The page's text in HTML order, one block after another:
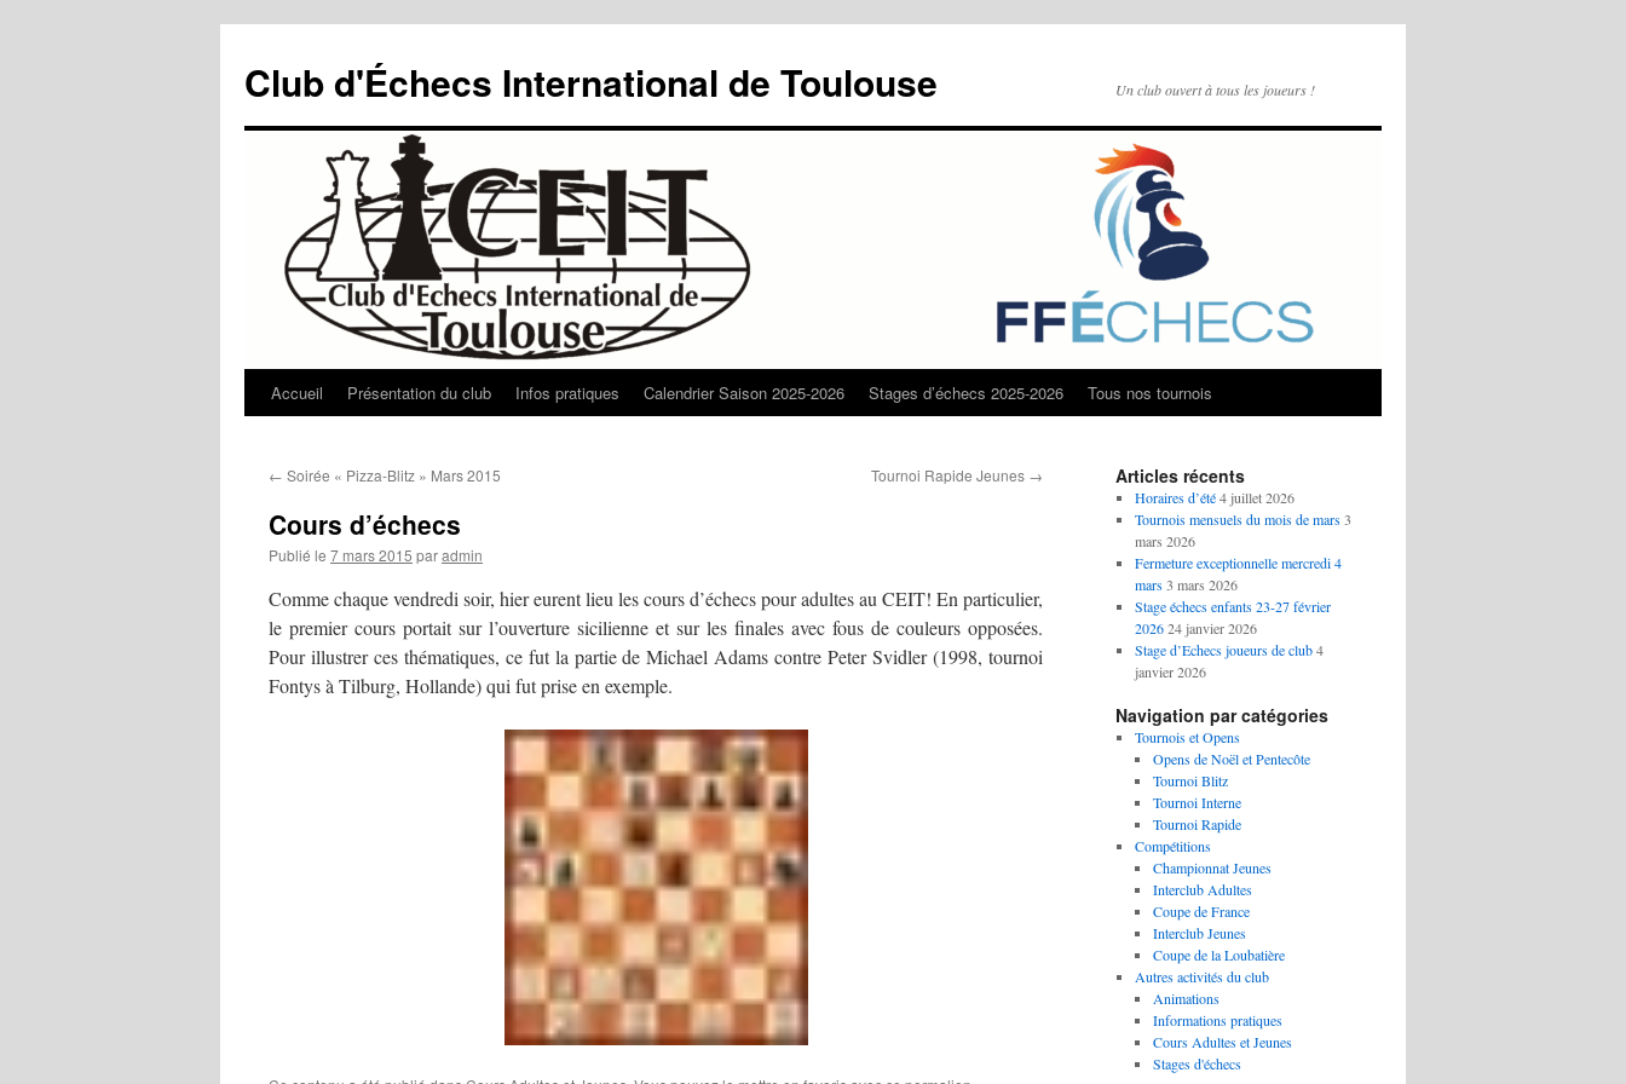
contenu
Club d'Échecs International de Toulouse Un club ouvert à tous les joueurs !
Accueil Présentation du club Infos pratiques Calendrier Saison 2025-2026 Stages d’échecs 2025-2026 Tous nos tournois
← Soirée « Pizza-Blitz » Mars 2015 Tournoi Rapide Jeunes →
Cours d’échecs
Publié le 7 mars 2015 paradmin
Comme chaque vendredi soir, hier eurent lieu les cours d’échecs pour adultes au CEIT! En particulier,
le premier cours portait sur l’ouverture sicilienne et sur les finales avec fous de couleurs opposées.
Pour illustrer ces thématiques, ce fut la partie de Michael Adams contre Peter Svidler (1998, tournoi
Fontys à Tilburg, Hollande) qui fut prise en exemple.
Articles récents
Horaires d’été 4 juillet 2026
Tournois mensuels du mois de mars 3
mars 2026
Fermeture exceptionnelle mercredi 4
mars 3 mars 2026
Stage échecs enfants 23-27 février
2026 24 janvier 2026
Stage d’Echecs joueurs de club 4
janvier 2026
Navigation par catégories
Tournois et Opens
Opens de Noël et Pentecôte
Tournoi Blitz
Tournoi Interne
Tournoi Rapide
Compétitions
Championnat Jeunes
Interclub Adultes
Coupe de France
Interclub Jeunes
Coupe de la Loubatière
Autres activités du club
Animations
Informations pratiques
Cours Adultes et Jeunes
Stages d'échecs